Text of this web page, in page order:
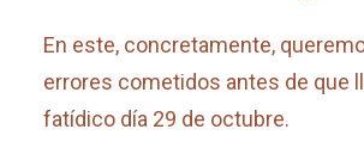
En este, concretamente,
errores cometidos antes de que
fatídico día 29 de octubre.